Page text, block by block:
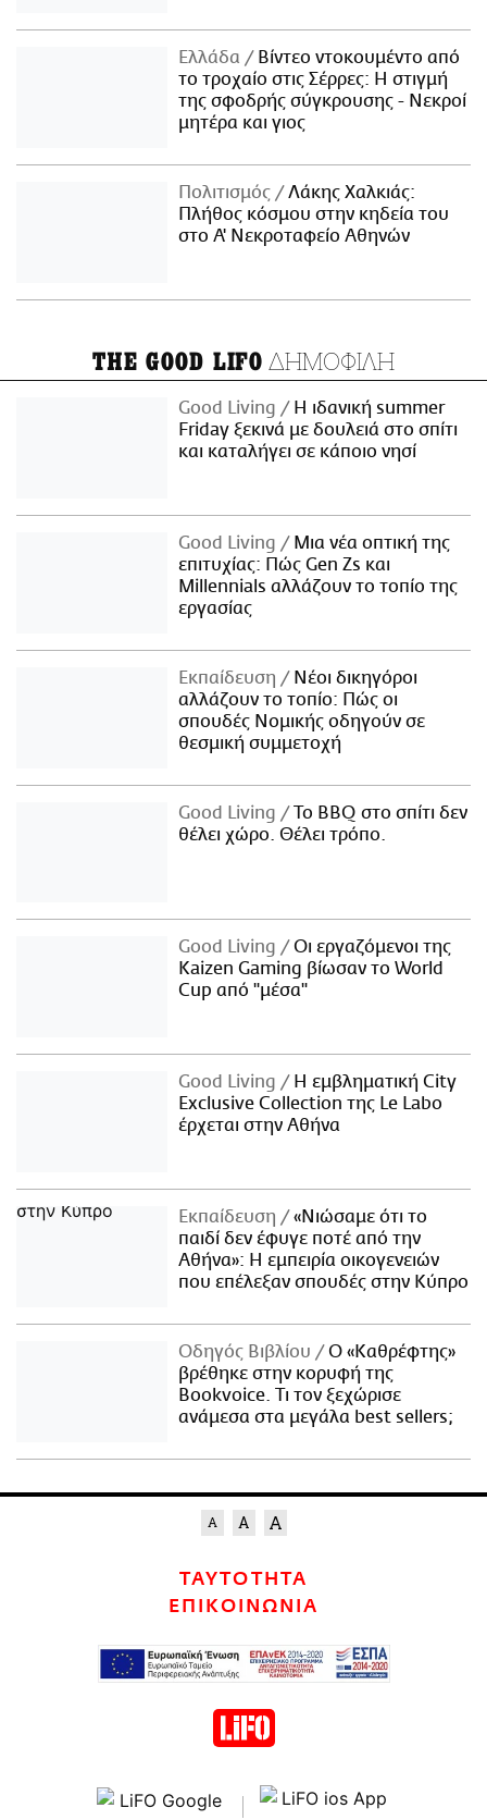
Ελλάδα
Βίντεο ντοκουμέντο από
το τροχαίο στις Σέρρες: Η στιγμή
της σφοδρής σύγκρουσης - Νεκροί
μητέρα και γιος
Πολιτισμός
Λάκης Χαλκιάς:
Πλήθος κόσμου στην κηδεία του
στο Α' Νεκροταφείο Αθηνών
THE GOOD LIFO ΔΗΜΟΦΙΛΗ
Good Living
Η ιδανική summer
Friday ξεκινά με δουλειά στο σπίτι
και καταλήγει σε κάποιο νησί
Good Living
Μια νέα οπτική της
επιτυχίας: Πώς Gen Zs και
Millennials αλλάζουν το τοπίο της
εργασίας
Εκπαίδευση
Νέοι δικηγόροι
αλλάζουν το τοπίο: Πώς οι
σπουδές Νομικής οδηγούν σε
θεσμική συμμετοχή
Good Living
Το BBQ στο σπίτι δεν
θέλει χώρο. Θέλει τρόπο.
Good Living
Οι εργαζόμενοι της
Kaizen Gaming βίωσαν το World
Cup από "μέσα"
Good Living
Η εμβληματική City
Exclusive Collection της Le Labo
έρχεται στην Αθήνα
Εκπαίδευση
«Νιώσαμε ότι το
παιδί δεν έφυγε ποτέ από την
Αθήνα»: Η εμπειρία οικογενειών
που επέλεξαν σπουδές στην Κύπρο
Οδηγός Βιβλίου
Ο «Καθρέφτης»
βρέθηκε στην κορυφή της
Bookvoice. Τι τον ξεχώρισε
ανάμεσα στα μεγάλα best sellers;
ΤΑΥΤΟΤΗΤΑ
ΕΠΙΚΟΙΝΩΝΙΑ